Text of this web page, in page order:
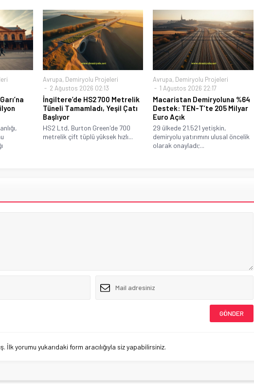
Avrupa, Demiryolu Projeleri
2 Ağustos 2026 02:13
İngiltere’de HS2 700 Metrelik
Tüneli Tamamladı, Yeşil Çatı
Başlıyor
HS2 Ltd, Burton Green'de 700
metrelik çift tüplü yüksek hızlı...
Avrupa, Demiryolu Projeleri
1 Ağustos 2026 22:17
Macaristan Demiryoluna %64
Destek: TEN-T’te 205 Milyar
Euro Açık
29 ülkede 21.521 yetişkin,
demiryolu yatırımını ulusal öncelik
olarak onayladı;...
İlk yorumu yukarıdaki form aracılığıyla siz yapabilirsiniz.